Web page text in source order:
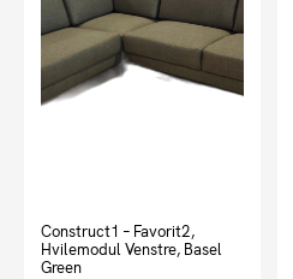
Construct1 – Favorit2,
Hvilemodul Venstre, Basel
Green